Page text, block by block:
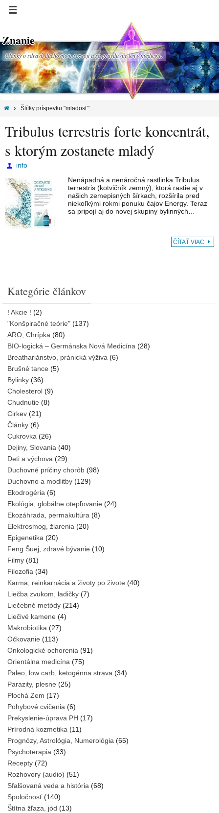
Znanie
Články o zdraví, duchovnom rozvoji a za pravdu nie len v medicíne.
Štítky príspevku "mladosť"
Tribulus terrestris forte koncentrát,
s ktorým zostanete mladý
info
Nenápadná a nenáročná rastlinka Tribulus
terrestris (kotvičník zemný), ktorá rastie aj v
našich zemepisných šírkach, rozšírila pred
niekoľkými rokmi ponuku čajov Energy. Teraz
sa pripojí aj do novej skupiny bylinných…
ČÍTAŤ VIAC
Kategórie článkov
! Akcie ! (2)
"Konšpiračné teórie" (137)
ARO, Chrípka (80)
BIO-logická – Germánska Nová Medicína (28)
Breathariánstvo, pránická výživa (6)
Brušné tance (5)
Bylinky (36)
Cholesterol (9)
Chudnutie (8)
Cirkev (21)
Články (6)
Cukrovka (26)
Dejiny, Slovania (40)
Deti a výchova (29)
Duchovné príčiny chorôb (98)
Duchovno a modlitby (129)
Ekodrogéria (6)
Ekológia, globálne otepľovanie (24)
Ekozáhrada, permakultúra (8)
Elektrosmog, žiarenia (20)
Epigenetika (20)
Feng Šuej, zdravé bývanie (10)
Filmy (81)
Filozofia (34)
Karma, reinkarnácia a životy po živote (40)
Liečba zvukom, ladičky (7)
Liečebné metódy (214)
Liečivé kamene (4)
Makrobiotika (27)
Očkovanie (113)
Onkologické ochorenia (91)
Orientálna medicína (75)
Paleo, low carb, ketogénna strava (34)
Parazity, plesne (25)
Plochá Zem (17)
Pohybové cvičenia (6)
Prekyslenie-úprava PH (17)
Prírodná kozmetika (11)
Prognózy, Astrológia, Numerológia (65)
Psychoterapia (33)
Recepty (72)
Rozhovory (audio) (51)
Sfalšovaná veda a história (68)
Spoločnosť(140)
Štítna žľaza, jód (13)